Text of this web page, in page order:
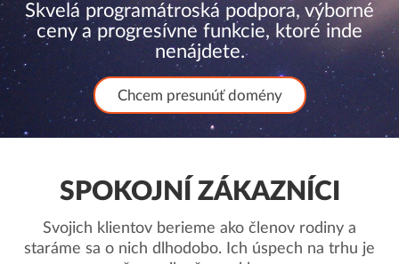
Skvelá programátroská podpora, výborné
ceny a progresívne funkcie, ktoré inde
nenájdete.
Chcem presunúť domény
SPOKOJNÍ ZÁKAZNÍCI
Svojich klientov berieme ako členov rodiny a
staráme sa o nich dlhodobo. Ich úspech na trhu je